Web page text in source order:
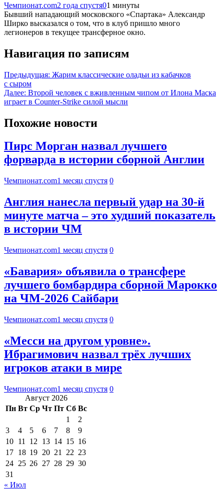
Чемпионат.com2 года спустя01 минуты
Бывший нападающий московского «Спартака» Александр
Ширко высказался о том, что в клуб пришло много
легионеров в текущее трансферное окно.
Навигация по записям
Предыдущая: Жарим классические оладьи из кабачков
с сыром
Далее: Второй человек с вживленным чипом от Илона Маска
играет в Counter-Strike силой мысли
Похожие новости
Пирс Морган назвал лучшего
форварда в истории сборной Англии
Чемпионат.com1 месяц спустя 0
Англия нанесла первый удар на 30-й
минуте матча – это худший показатель
в истории ЧМ
Чемпионат.com1 месяц спустя 0
«Бавария» объявила о трансфере
лучшего бомбардира сборной Марокко
на ЧМ-2026 Сайбари
Чемпионат.com1 месяц спустя 0
«Месси на другом уровне».
Ибрагимович назвал трёх лучших
игроков атаки в мире
Чемпионат.com1 месяц спустя 0
Август 2026
Пн Вт Ср Чт Пт Сб Вс
1
2
3
4 5 6 7 8
9
10 11 12 13 14 15 16
17 18 19 20 21 22 23
24 25 26 27 28 29 30
31
« Июл